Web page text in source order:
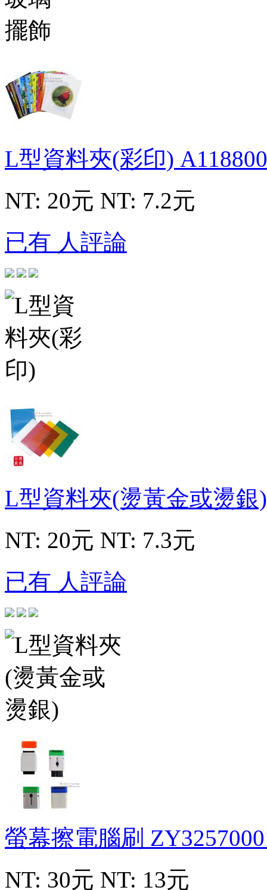
L型資料夾(彩印)
NT: 20元 NT: 7.2元
已有 人評論
L型資料夾(燙黃金或燙
NT: 20元 NT: 7.3元
已有 人評論
螢幕擦電腦刷
NT: 30元 NT: 13元